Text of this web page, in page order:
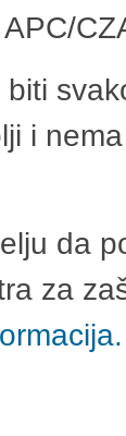
i
da
za